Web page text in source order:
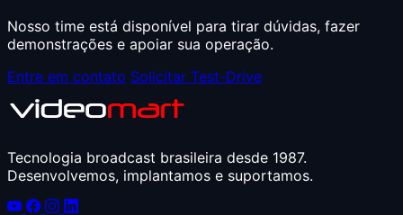
Nosso time está disponível para tirar dúvidas, fazer
demonstrações e apoiar sua operação.
Entre em contato Solicitar Test-Drive
Tecnologia broadcast brasileira desde 1987.
Desenvolvemos, implantamos e suportamos.